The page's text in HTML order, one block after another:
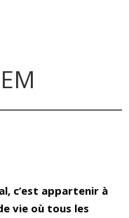
c’est appartenir à
vie où tous les